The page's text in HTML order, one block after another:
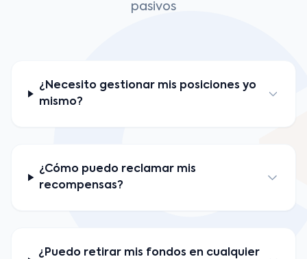
pasivos
¿Necesito gestionar mis posiciones yo
mismo?
¿Cómo puedo reclamar mis
recompensas?
¿Puedo retirar mis fondos en cualquier